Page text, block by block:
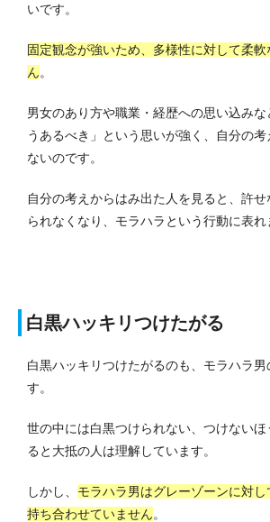
いです。
固定観念が強いため、多様性に対して柔
ん。
男女のあり方や職業・経歴への思い込みな
うあるべき」という思いが強く、自分の
ないのです。
自分の考えからはみ出た人を見ると、許せ
られなくなり、モラハラという行動に表れ
白黒ハッキリつけたがる
白黒ハッキリつけたがるのも、モラハラ
す。
世の中には白黒つけられない、つけない
ると大抵の人は理解しています。
しかし、 モラハラ男はグレーゾーンに対
持ち合わせていません。